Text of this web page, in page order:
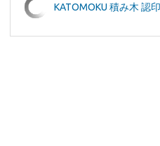
KATOMOKU 積み木 認